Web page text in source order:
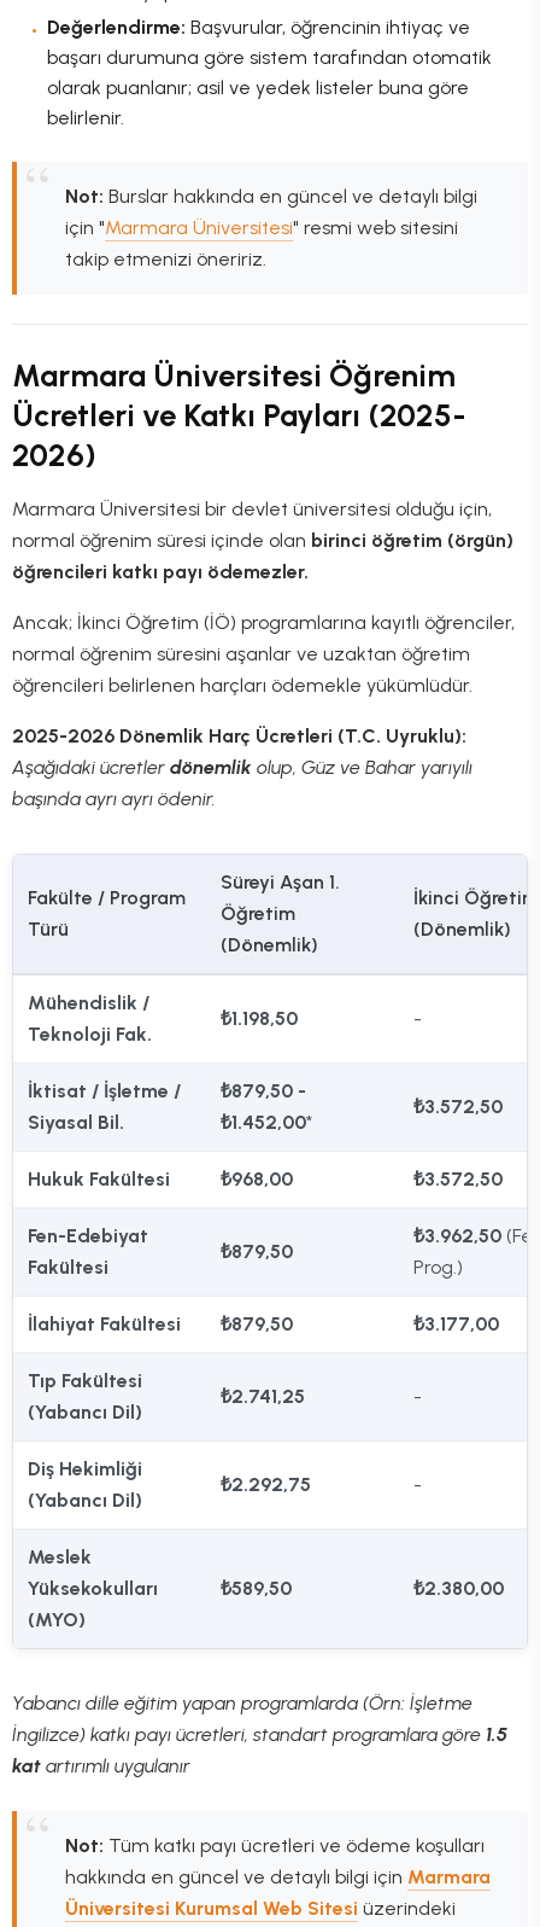
Değerlendirme: Başvurular, öğrencinin ihtiyaç ve
başarı durumuna göre sistem tarafından otomatik
olarak puanlanır; asil ve yedek listeler buna göre
belirlenir.
Not: Burslar hakkında en güncel ve detaylı bilgi
için "Marmara Üniversitesi" resmi web sitesini
takip etmenizi öneririz.
Marmara Üniversitesi Öğrenim
Ücretleri ve Katkı Payları (2025-
2026)
Marmara Üniversitesi bir devlet üniversitesi olduğu için,
normal öğrenim süresi içinde olan birinci öğretim (örgün)
öğrencileri katkı payı ödemezler.
Ancak; İkinci Öğretim (İÖ) programlarına kayıtlı öğrenciler,
normal öğrenim süresini aşanlar ve uzaktan öğretim
öğrencileri belirlenen harçları ödemekle yükümlüdür.
2025-2026 Dönemlik Harç Ücretleri (T.C. Uyruklu):
Aşağıdaki ücretler dönemlik olup, Güz ve Bahar yarıyılı
başında ayrı ayrı ödenir.
Fakülte / Program
Türü
Süreyi Aşan 1.
Öğretim
(Dönemlik)
İkinci Öğretim
(Dönemlik)
Mühendislik /
Teknoloji Fak.
₺1.198,50 -
İktisat / İşletme /
Siyasal Bil.
₺879,50 -
₺1.452,00*
₺3.572,50
Hukuk Fakültesi ₺968,00 ₺3.572,50
Fen-Edebiyat
Fakültesi
₺879,50
₺3.962,50
Prog.)
İlahiyat Fakültesi ₺879,50 ₺3.177,00
Tıp Fakültesi
(Yabancı Dil)
₺2.741,25 -
Diş Hekimliği
(Yabancı Dil)
₺2.292,75 -
Meslek
Yüksekokulları
(MYO)
₺589,50 ₺2.380,00
Yabancı dille eğitim yapan programlarda (Örn: İşletme
İngilizce) katkı payı ücretleri, standart programlara göre 1.5
kat artırımlı uygulanır
Not: Tüm katkı payı ücretleri ve ödeme koşulları
hakkında en güncel ve detaylı bilgi için Marmara
Üniversitesi Kurumsal Web Sitesi üzerindeki